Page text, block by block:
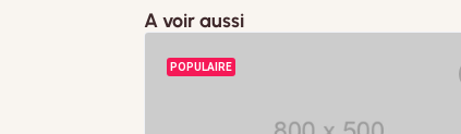
A voir aussi
POPULAIRE